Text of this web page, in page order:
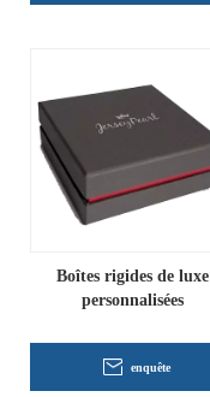
Boîtes rigides de luxe
personnalisées
enquête